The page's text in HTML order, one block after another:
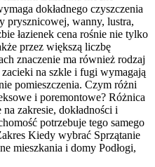
dokładnego czyszczenia
prysznicowej, wanny, lustra,
łazienek cena rośnie nie tylko
przez większą liczbę
znaczenie ma również rodzaj
na szkle i fugi wymagają
pomieszczenia. Czym różni
i poremontowe? Różnica
zakresie, dokładności i
potrzebuje tego samego
Kiedy wybrać Sprzątanie
mieszkania i domy Podłogi,